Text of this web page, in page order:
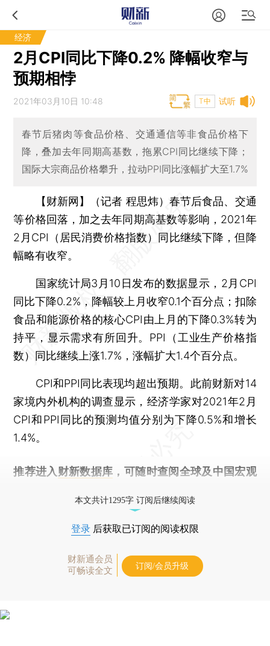
经济
2月CPI同比下降0.2% 降幅收窄与
预期相悖
试听
2021年03月10日 10:48 T中
春节后猪肉等食品价格、交通通信等非食品价格下
降，叠加去年同期高基数，拖累CPI同比继续下降；
国际大宗商品价格攀升，拉动PPI同比涨幅扩大至1.7%
【财新网】（记者 程思炜） 春节后食品、交通
等价格回落，加之去年同期高基数等影响，2021年
2月CPI（居民消费价格指数）同比继续下降，但降
幅略有收窄。
国家统计局3月10日发布的数据显示，2月CPI
同比下降0.2%，降幅较上月收窄0.1个百分点；扣除
食品和能源价格的核心CPI由上月的下降0.3%转为
持平，显示需求有所回升。PPI（工业生产价格指
数）同比继续上涨1.7%，涨幅扩大1.4个百分点。
CPI和PPI同比表现均超出预期。此前财新对14
家境内外机构的调查显示，经济学家对2021年2月
CPI和PPI同比的预测均值分别为下降0.5%和增长
1.4%。
推荐进入 财新数据库 ，可随时查阅全球及中国宏观
本文共计1295字 订阅后继续阅读
登录 后获取已订阅的阅读权限
财新通会员
可畅读全文
订阅/会员升级